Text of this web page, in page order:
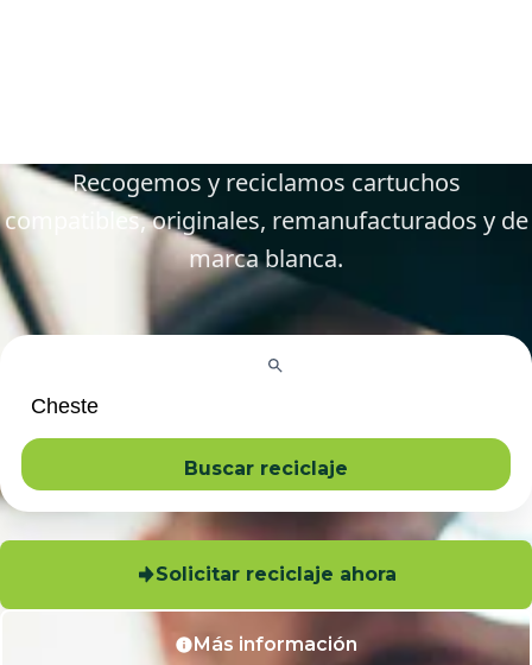
Recogemos y reciclamos cartuchos
compatibles, originales, remanufacturados y de
marca blanca.
Buscar reciclaje
Solicitar reciclaje ahora
Más información